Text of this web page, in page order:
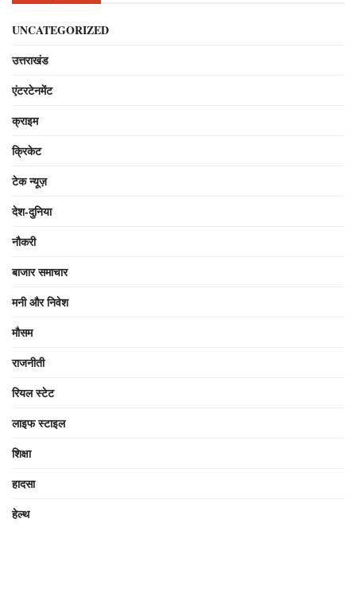
UNCATEGORIZED
उत्तराखंड
एंटरटेनमेंट
क्राइम
क्रिकेट
टेक न्यूज़
देश-दुनिया
नौकरी
बाजार समाचार
मनी और निवेश
मौसम
राजनीती
रियल स्टेट
लाइफ स्टाइल
शिक्षा
हादसा
हेल्थ